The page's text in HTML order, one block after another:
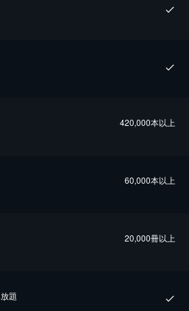
420,000本以上
60,000本以上
20,000冊以上
題